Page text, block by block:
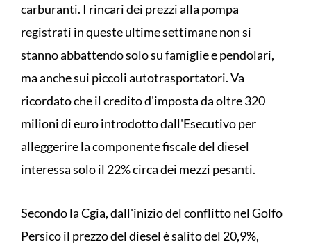
carburanti. I rincari dei prezzi alla pompa
registrati in queste ultime settimane non si
stanno abbattendo solo su famiglie e pendolari,
ma anche sui piccoli autotrasportatori. Va
ricordato che il credito d'imposta da oltre 320
milioni di euro introdotto dall'Esecutivo per
alleggerire la componente fiscale del diesel
interessa solo il 22% circa dei mezzi pesanti.
Secondo la Cgia, dall'inizio del conflitto nel Golfo
Persico il prezzo del diesel è salito del 20,9%,